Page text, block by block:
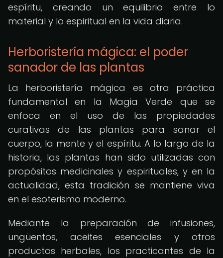
espíritu, creando un equilibrio entre lo
material y lo espiritual en la vida diaria.
Herboristería mágica: el poder
sanador de las plantas
La herboristería mágica es otra práctica
fundamental en la Magia Verde que se
enfoca en el uso de las propiedades
curativas de las plantas para sanar el
cuerpo, la mente y el espíritu. A lo largo de la
historia, las plantas han sido utilizadas con
propósitos medicinales y espirituales, y en la
actualidad, esta tradición se mantiene viva
en el esoterismo moderno.
Mediante la preparación de infusiones,
ungüentos, aceites esenciales y otros
productos herbales, los practicantes de la